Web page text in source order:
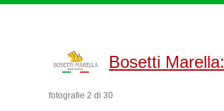
Bosetti Marella:
fotografie 2 di 30